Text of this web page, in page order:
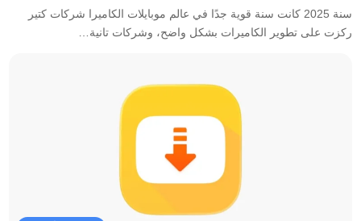
سنة 2025 كانت سنة قوية جدًا في عالم موبايلات الكاميرا شركات كتير
ركزت على تطوير الكاميرات بشكل واضح، وشركات تانية…